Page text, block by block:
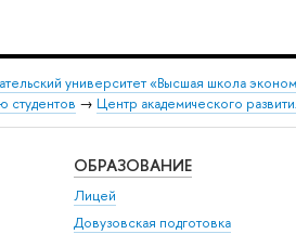
университет «Высшая школа
студентов → Центр академического
ОБРАЗОВАНИЕ
Лицей
Довузовская подготовка